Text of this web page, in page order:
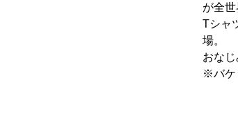
が全
Tシャ
場。
おな
※バケ